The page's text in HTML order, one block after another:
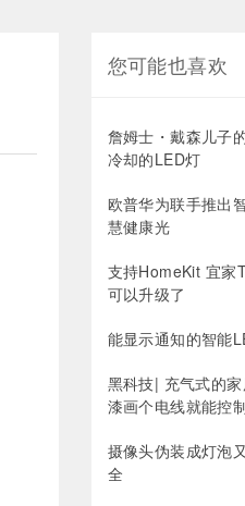
您可能也喜欢
詹姆士・戴森儿子
冷却的LED灯
欧普华为联手推出
慧健康光
支持HomeKit 宜家
可以升级了
能显示通知的智能
黑科技| 充气式的
漆画个电线就能控
摄像头伪装成灯泡
全